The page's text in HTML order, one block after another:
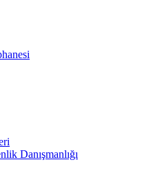
Danışmanlığı